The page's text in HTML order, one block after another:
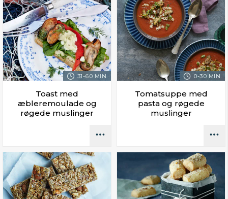
31-60 MIN.
Toast med
æbleremoulade og
røgede muslinger
0-30 MIN.
Tomatsuppe med
pasta og røgede
muslinger